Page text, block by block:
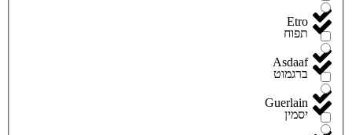
Etro
Asdaaf
Guerlain
תפוח
ברגמוט
יסמין